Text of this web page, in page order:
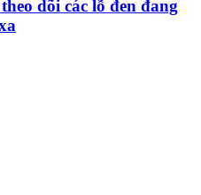
dõi các lỗ đen đang